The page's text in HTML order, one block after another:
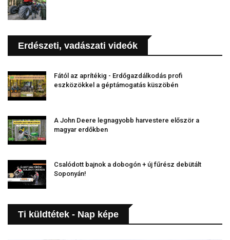
Erdészeti, vadászati videók
Fától az aprítékig - Erdőgazdálkodás profi
eszközökkel a géptámogatás küszöbén
A John Deere legnagyobb harvestere először a
magyar erdőkben
Csalódott bajnok a dobogón + új fűrész debütált
Soponyán!
Ti küldtétek - Nap képe